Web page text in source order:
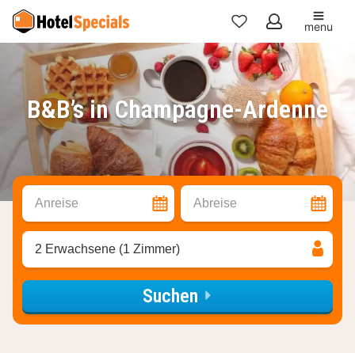
Meine
Favoriten
menu
B&B’s in Champagne-Ardenne
Anreise Abreise
2 Erwachsene (1 Zimmer)
Suchen